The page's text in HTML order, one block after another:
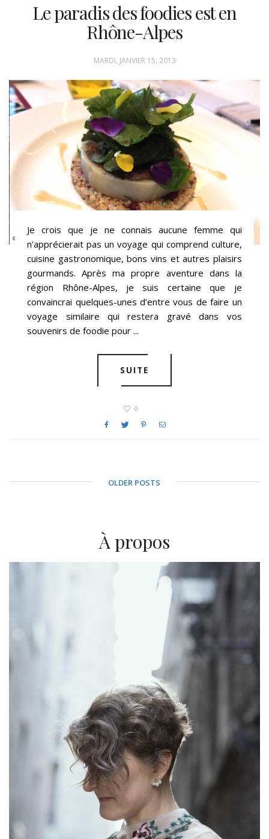
Le paradis des foodies est en
Rhône-Alpes
MARDI, JANVIER 15, 2013
Je crois que je ne connais aucune femme qui
n’apprécierait pas un voyage qui comprend culture,
cuisine gastronomique, bons vins et autres plaisirs
gourmands. Après ma propre aventure dans la
région Rhône-Alpes, je suis certaine que je
convaincrai quelques-unes d’entre vous de faire un
voyage similaire qui restera gravé dans vos
souvenirs de foodie pour ...
SUITE
0
OLDER POSTS
À propos